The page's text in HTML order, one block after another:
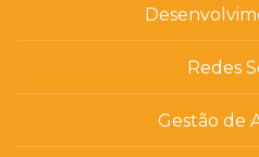
Redes
Gestão de